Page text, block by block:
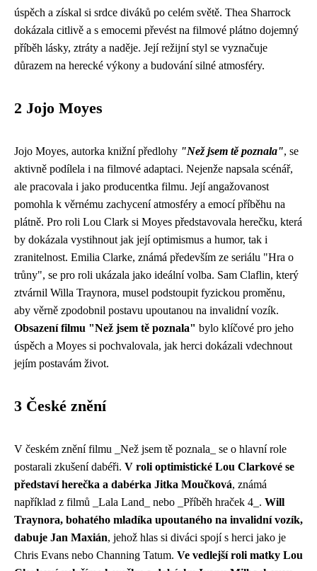
úspěch a získal si srdce diváků po celém světě. Thea Sharrock
dokázala citlivě a s emocemi převést na filmové plátno dojemný
příběh lásky, ztráty a naděje. Její režijní styl se vyznačuje
důrazem na herecké výkony a budování silné atmosféry.
2 Jojo Moyes
Jojo Moyes, autorka knižní předlohy "Než jsem tě poznala", se
aktivně podílela i na filmové adaptaci. Nejenže napsala scénář,
ale pracovala i jako producentka filmu. Její angažovanost
pomohla k věrnému zachycení atmosféry a emocí příběhu na
plátně. Pro roli Lou Clark si Moyes představovala herečku, která
by dokázala vystihnout jak její optimismus a humor, tak i
zranitelnost. Emilia Clarke, známá především ze seriálu "Hra o
trůny", se pro roli ukázala jako ideální volba. Sam Claflin, který
ztvárnil Willa Traynora, musel podstoupit fyzickou proměnu,
aby věrně zpodobnil postavu upoutanou na invalidní vozík.
Obsazení filmu "Než jsem tě poznala" bylo klíčové pro jeho
úspěch a Moyes si pochvalovala, jak herci dokázali vdechnout
jejím postavám život.
3 České znění
V českém znění filmu _Než jsem tě poznala_ se o hlavní role
postarali zkušení dabéři. V roli optimistické Lou Clarkové se
představí herečka a dabérka Jitka Moučková, známá
například z filmů _Lala Land_ nebo _Příběh hraček 4_. Will
Traynora, bohatého mladíka upoutaného na invalidní vozík,
dabuje Jan Maxián, jehož hlas si diváci spojí s herci jako je
Chris Evans nebo Channing Tatum. Ve vedlejší roli matky Lou